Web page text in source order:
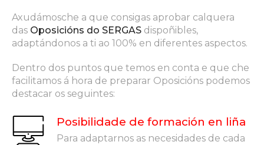
Axudámosche a que consigas aprobar calquera
das Oposicións do SERGAS dispoñibles,
adaptándonos a ti ao 100% en diferentes aspectos.
Dentro dos puntos que temos en conta e que che
facilitamos á hora de preparar Oposicións podemos
destacar os seguintes:
Posibilidade de formación en liña
Para adaptarnos as necesidades de cada